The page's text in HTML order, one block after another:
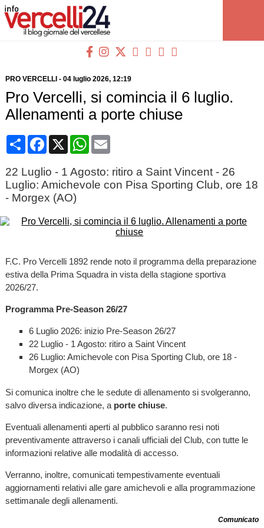
PRO VERCELLI - 04 luglio 2026, 12:19
Pro Vercelli, si comincia il 6 luglio.
Allenamenti a porte chiuse
CondividiFacebook
X WhatsApp
Email
22 Luglio - 1 Agosto: ritiro a Saint Vincent - 26
Luglio: Amichevole con Pisa Sporting Club, ore 18
- Morgex (AO)
F.C. Pro Vercelli 1892 rende noto il programma della preparazione
estiva della Prima Squadra in vista della stagione sportiva
2026/27.
Programma Pre-Season 26/27
6 Luglio 2026: inizio Pre-Season 26/27
22 Luglio - 1 Agosto: ritiro a Saint Vincent
26 Luglio: Amichevole con Pisa Sporting Club, ore 18 -
Morgex (AO)
Si comunica inoltre che le sedute di allenamento si svolgeranno,
salvo diversa indicazione, a porte chiuse.
Eventuali allenamenti aperti al pubblico saranno resi noti
preventivamente attraverso i canali ufficiali del Club, con tutte le
informazioni relative alle modalità di accesso.
Verranno, inoltre, comunicati tempestivamente eventuali
aggiornamenti relativi alle gare amichevoli e alla programmazione
settimanale degli allenamenti.
Comunicato